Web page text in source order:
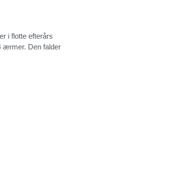
i flotte efterårs
ærmer. Den falder